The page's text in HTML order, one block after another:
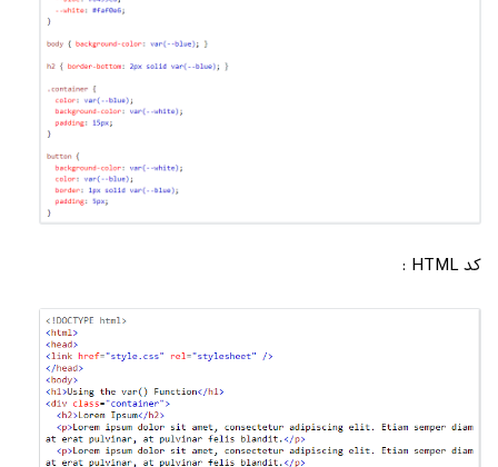
کد HTML :